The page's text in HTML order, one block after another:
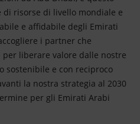
risorse di livello mondiale e
e affidabile degli Emirati
i partner che
liberare valore dalle nostre
sostenibile e con reciproco
la nostra strategia al 2030
per gli Emirati Arabi